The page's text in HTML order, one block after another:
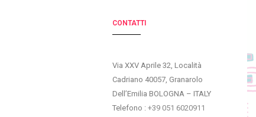
CONTATTI
Via XXV Aprile 32, Località
Cadriano 40057, Granarolo
Dell’Emilia BOLOGNA – ITALY
Telefono :+39 051 6020911